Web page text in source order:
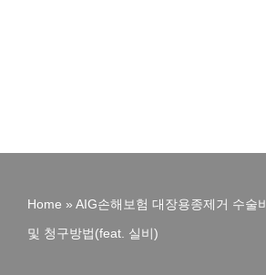
Home » AIG손해보험 대장용종제거 수술
및 청구방법(feat. 실비)